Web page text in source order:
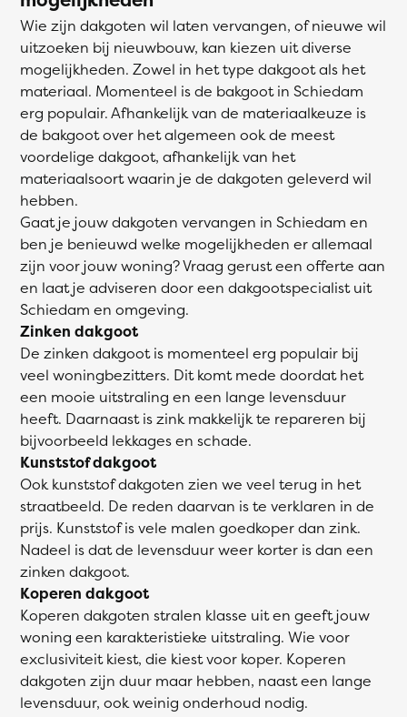
Wie zijn dakgoten wil laten vervangen, of nieuwe wil
uitzoeken bij nieuwbouw, kan kiezen uit diverse
mogelijkheden. Zowel in het type dakgoot als het
materiaal. Momenteel is de bakgoot in Schiedam
erg populair. Afhankelijk van de materiaalkeuze is
de bakgoot over het algemeen ook de meest
voordelige dakgoot, afhankelijk van het
materiaalsoort waarin je de dakgoten geleverd wil
hebben.
Gaat je jouw dakgoten vervangen in Schiedam en
ben je benieuwd welke mogelijkheden er allemaal
zijn voor jouw woning? Vraag gerust een offerte aan
en laat je adviseren door een dakgootspecialist uit
Schiedam en omgeving.
Zinken dakgoot
De zinken dakgoot is momenteel erg populair bij
veel woningbezitters. Dit komt mede doordat het
een mooie uitstraling en een lange levensduur
heeft. Daarnaast is zink makkelijk te repareren bij
bijvoorbeeld lekkages en schade.
Kunststof dakgoot
Ook kunststof dakgoten zien we veel terug in het
straatbeeld. De reden daarvan is te verklaren in de
prijs. Kunststof is vele malen goedkoper dan zink.
Nadeel is dat de levensduur weer korter is dan een
zinken dakgoot.
Koperen dakgoot
Koperen dakgoten stralen klasse uit en geeft jouw
woning een karakteristieke uitstraling. Wie voor
exclusiviteit kiest, die kiest voor koper. Koperen
dakgoten zijn duur maar hebben, naast een lange
levensduur, ook weinig onderhoud nodig.